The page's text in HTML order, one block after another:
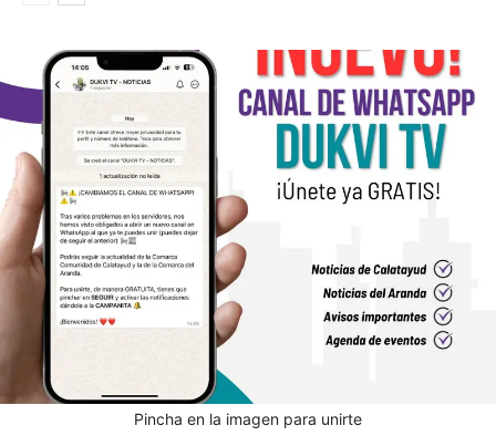
Pincha en la imagen para unirte